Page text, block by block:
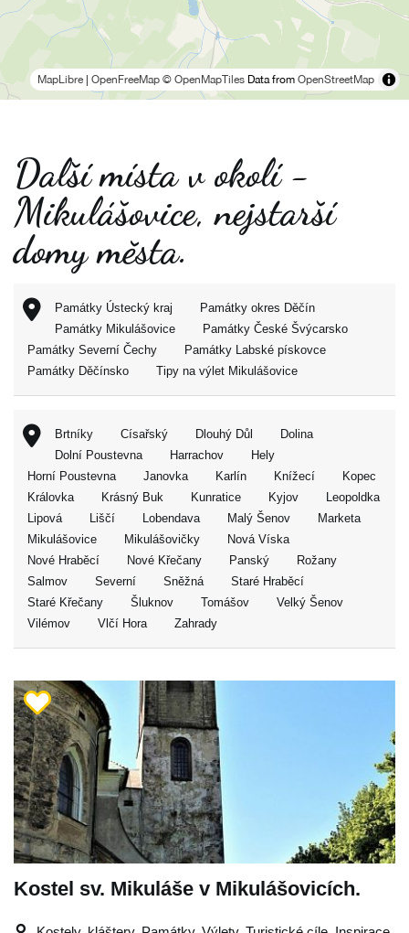
MapLibre OpenFreeMap © OpenMapTiles Data from OpenStreetMap
Další místa v okolí -
Mikulášovice, nejstarší
domy města.
Památky Ústecký kraj
Památky okres Děčín
Památky Mikulášovice
Památky České Švýcarsko
Památky Severní Čechy
Památky Labské pískovce
Památky Děčínsko
Tipy na výlet Mikulášovice
Brtníky Císařský Dlouhý Důl
Dolina
Dolní Poustevna
Harrachov
Hely
Horní Poustevna
Janovka Karlín Knížecí
Kopec
Královka
Krásný Buk Kunratice Kyjov
Leopoldka
Lipová
Liščí Lobendava Malý Šenov
Marketa
Mikulášovice
Mikulášovičky
Nová Víska
Nové Hraběcí
Nové Křečany Panský
Rožany
Salmov
Severní Sněžná
Staré Hraběcí
Staré Křečany
Šluknov Tomášov
Velký Šenov
Vilémov
Vlčí Hora Zahrady
Kostel sv. Mikuláše v Mikulášovicích.